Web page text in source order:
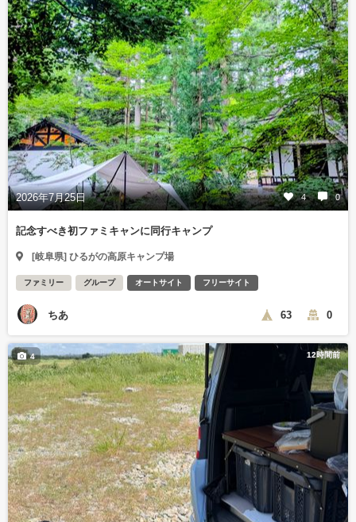
2026年7月25日 4 0
記念すべき初ファミキャンに同行キャンプ
[岐阜県] ひるがの高原キャンプ場
ファミリー グループ オートサイト フリーサイト
ちあ 63 0
12時間前
4